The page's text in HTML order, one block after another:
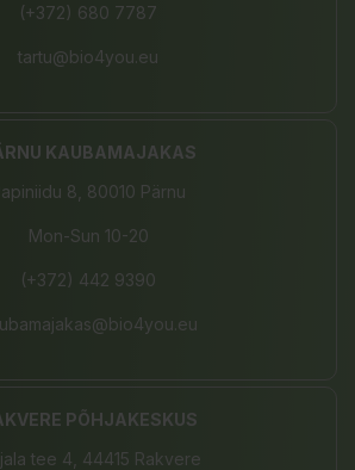
(+372) 680 7787
tartu@bio4you.eu
KAUBAMAJAKAS
8, 80010 Pärnu
Mon-Sun 10-20
(+372) 442 9390
PÕHJAKESKUS
tee 4, 44415 Rakvere